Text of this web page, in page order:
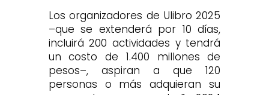
Los organizadores de Ulibro 2025
–que se extenderá por 10 días,
incluirá 200 actividades y tendrá
un costo de 1.400 millones de
pesos–, aspiran a que 120
personas o más adquieran su